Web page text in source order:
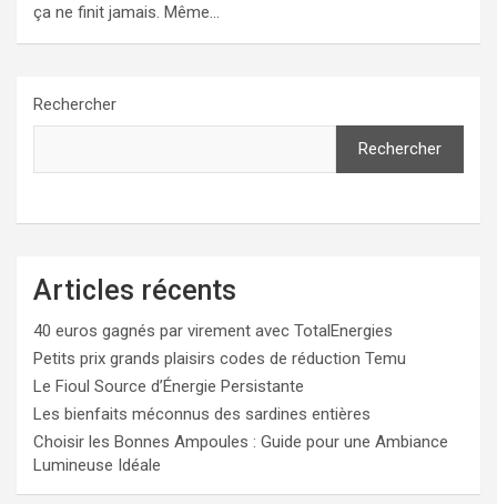
ça ne finit jamais. Même…
Rechercher
Rechercher
Articles récents
40 euros gagnés par virement avec TotalEnergies
Petits prix grands plaisirs codes de réduction Temu
Le Fioul Source d’Énergie Persistante
Les bienfaits méconnus des sardines entières
Choisir les Bonnes Ampoules : Guide pour une Ambiance
Lumineuse Idéale